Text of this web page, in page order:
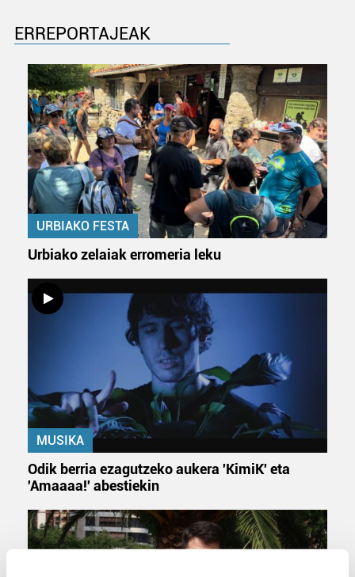
ERREPORTAJEAK
URBIAKO FESTA
Urbiako zelaiak erromeria leku
MUSIKA
Odik berria ezagutzeko aukera 'KimiK' eta
'Amaaaa!' abestiekin